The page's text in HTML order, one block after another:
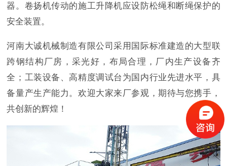
器。卷扬机传动的施工升降机应设防松绳和断绳保护的
安全装置。
河南大诚机械制造有限公司采用国际标准建造的大型联
跨钢结构厂房，采光好，布局合理，厂内生产设备齐
全；工装设备、高精度调试台为国内行业先进水平，具
备量产生产能力。欢迎大家来厂参观，期待与您携手，
共创新的辉煌！